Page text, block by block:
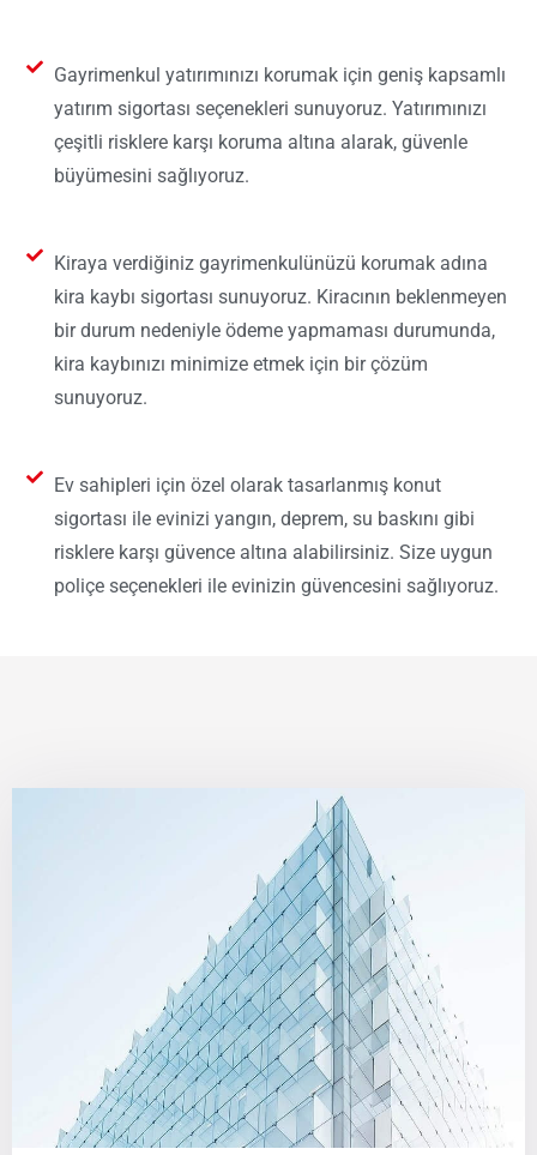
Ev sahipleri için özel olarak tasarlanmış konut
sigortası ile evinizi yangın, deprem, su baskını gibi
risklere karşı güvence altına alabilirsiniz. Size uygun
poliçe seçenekleri ile evinizin güvencesini sağlıyoruz.
Kiraya verdiğiniz gayrimenkulünüzü korumak adına
kira kaybı sigortası sunuyoruz. Kiracının beklenmeyen
bir durum nedeniyle ödeme yapmaması durumunda,
kira kaybınızı minimize etmek için bir çözüm
sunuyoruz.
Gayrimenkul yatırımınızı korumak için geniş kapsamlı
yatırım sigortası seçenekleri sunuyoruz. Yatırımınızı
çeşitli risklere karşı koruma altına alarak, güvenle
büyümesini sağlıyoruz.